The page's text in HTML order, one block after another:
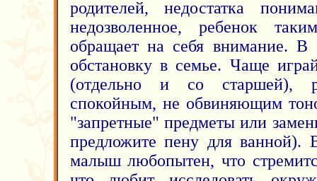
родителей, недостатка
недозволенное, ребенок
обращает на себя внимание.
обстановку в семье. Чаще
(отдельно и со старшей),
спокойным, не обвиняющим
"запретные" предметы или
предложите пену для
малыш любопытен, что